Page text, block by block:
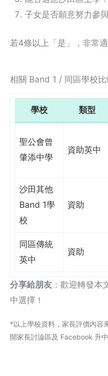
子女是否願意努力參
若4條以上「是」，非常適
相關 Band 1 / 同區學校比
學校 類型
聖公會曾
肇添中學
資助英中
沙田其他
Band 1學
校
資助
同區傳統
英中
資助
分享給朋友 ：歡迎轉發本
中選擇！
*以上學校資料，家長評價內容
開家長討論區及 Facebook 升中